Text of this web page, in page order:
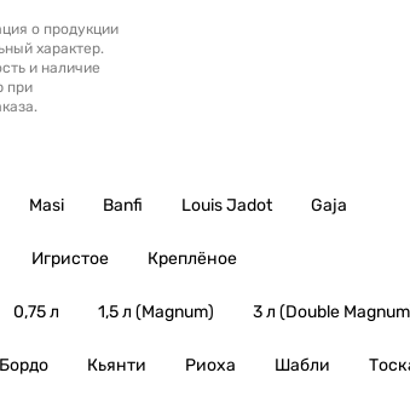
о продукции
характер.
и наличие
при
Masi Banfi Louis Jadot Gaja
Игристое Креплёное
0,75 л 1,5 л (Magnum) 3 л (Double
Бордо Кьянти Риоха Шабли